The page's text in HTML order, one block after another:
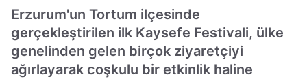
Erzurum'un Tortum ilçesinde
gerçekleştirilen ilk Kaysefe Festivali, ülke
genelinden gelen birçok ziyaretçiyi
ağırlayarak coşkulu bir etkinlik haline